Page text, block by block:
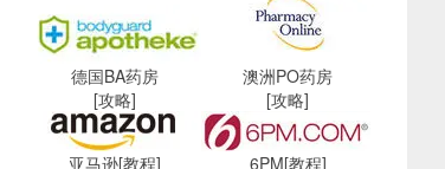
德国BA药房
[攻略]
澳洲PO药房
[攻略]
亚马逊[教程] 6PM[教程]